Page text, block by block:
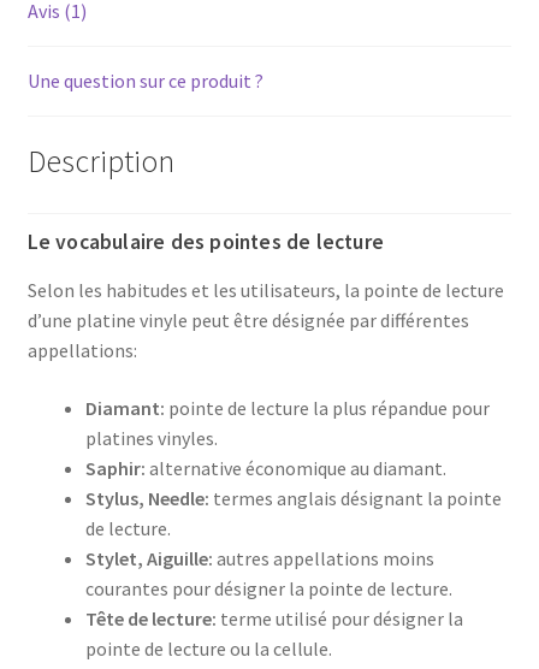
Avis (1)
Une question sur ce produit ?
Description
Le vocabulaire des pointes de lecture
Selon les habitudes et les utilisateurs, la pointe de lecture
d’une platine vinyle peut être désignée par différentes
appellations:
Diamant: pointe de lecture la plus répandue pour
platines vinyles.
Saphir: alternative économique au diamant.
Stylus, Needle: termes anglais désignant la pointe
de lecture.
Stylet, Aiguille: autres appellations moins
courantes pour désigner la pointe de lecture.
Tête de lecture: terme utilisé pour désigner la
pointe de lecture ou la cellule.